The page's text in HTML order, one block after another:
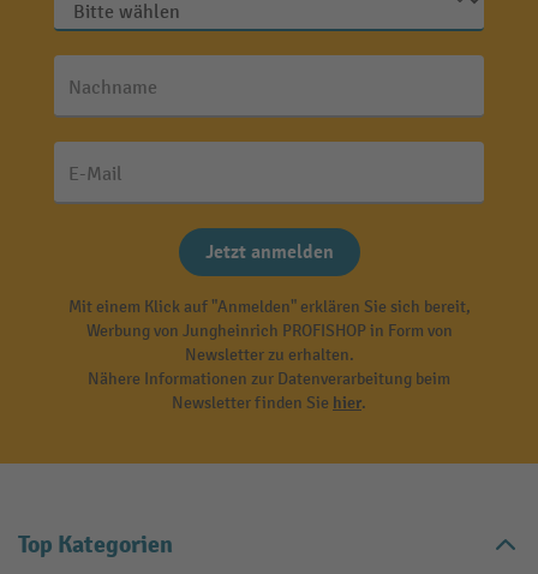
Nachname
E-Mail
Jetzt anmelden
Mit einem Klick auf "Anmelden" erklären Sie sich bereit,
Werbung von Jungheinrich PROFISHOP in Form von
Newsletter zu erhalten.
Nähere Informationen zur Datenverarbeitung beim
Newsletter finden Sie hier.
Top Kategorien